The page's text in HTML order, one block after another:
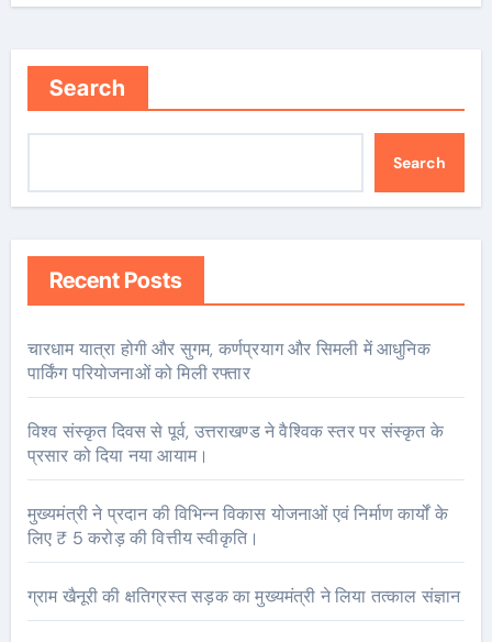
Search
Search
Recent Posts
चारधाम यात्रा होगी और सुगम, कर्णप्रयाग और सिमली में आधुनिक
पार्किंग परियोजनाओं को मिली रफ्तार
विश्व संस्कृत दिवस से पूर्व, उत्तराखण्ड ने वैश्विक स्तर पर संस्कृत के
प्रसार को दिया नया आयाम।
मुख्यमंत्री ने प्रदान की विभिन्न विकास योजनाओं एवं निर्माण कार्यों के
लिए ₹ 5 करोड़ की वित्तीय स्वीकृति।
ग्राम खैनूरी की क्षतिग्रस्त सड़क का मुख्यमंत्री ने लिया तत्काल संज्ञान